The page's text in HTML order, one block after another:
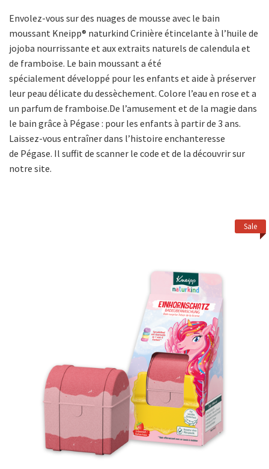
Envolez-vous sur des nuages de mousse avec le bain
moussant Kneipp® naturkind Crinière étincelante à l’huile de
jojoba nourrissante et aux extraits naturels de calendula et
de framboise. Le bain moussant a été
spécialement développé pour les enfants et aide à préserver
leur peau délicate du dessèchement. Colore l’eau en rose et a
un parfum de framboise.De l’amusement et de la magie dans
le bain grâce à Pégase : pour les enfants à partir de 3 ans.
Laissez-vous entraîner dans l’histoire enchanteresse
de Pégase. Il suffit de scanner le code et de la découvrir sur
notre site.
Sale